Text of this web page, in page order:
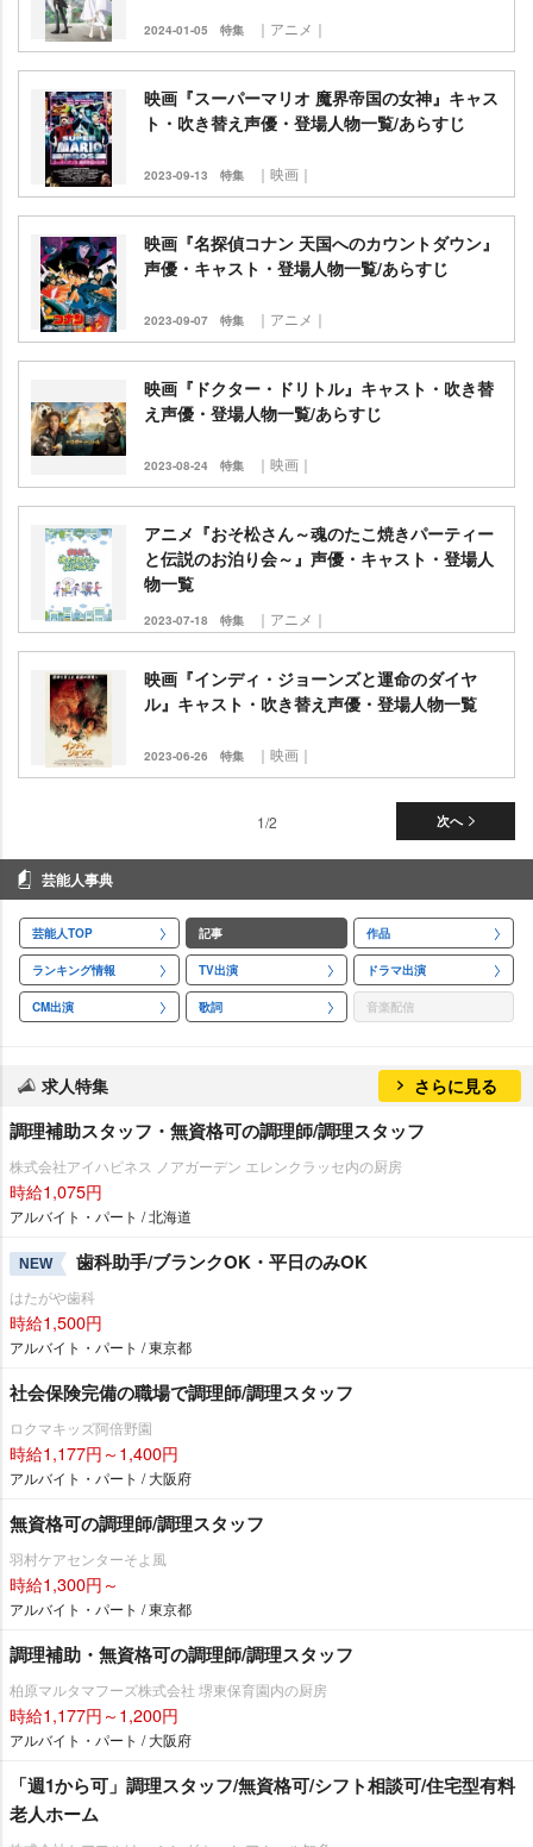
2024-01-05 特集 ｜アニメ｜
映画『スーパーマリオ 魔界帝国の女神』キャス
ト・吹き替え声優・登場人物一覧/あらすじ
2023-09-13 特集 ｜映画｜
映画『名探偵コナン 天国へのカウントダウン』
声優・キャスト・登場人物一覧/あらすじ
2023-09-07 特集 ｜アニメ｜
映画『ドクター・ドリトル』キャスト・吹き替
え声優・登場人物一覧/あらすじ
2023-08-24 特集 ｜映画｜
アニメ『おそ松さん～魂のたこ焼きパーティー
と伝説のお泊り会～』声優・キャスト・登場人
物一覧
2023-07-18 特集 ｜アニメ｜
映画『インディ・ジョーンズと運命のダイヤ
ル』キャスト・吹き替え声優・登場人物一覧
2023-06-26 特集 ｜映画｜
次へ
1/2
芸能人事典
芸能人TOP 記事 作品
ランキング情報 TV出演 ドラマ出演
CM出演 歌詞 音楽配信
求人特集 さらに見る
調理補助スタッフ・無資格可の調理師/調理スタッフ
株式会社アイハピネス ノアガーデン エレンクラッセ内の厨房
時給1,075円
アルバイト・パート / 北海道
NEW 歯科助手/ブランクOK・平日のみOK
はたがや歯科
時給1,500円
アルバイト・パート / 東京都
社会保険完備の職場で調理師/調理スタッフ
ロクマキッズ阿倍野園
時給1,177円～1,400円
アルバイト・パート / 大阪府
無資格可の調理師/調理スタッフ
羽村ケアセンターそよ風
時給1,300円～
アルバイト・パート / 東京都
調理補助・無資格可の調理師/調理スタッフ
柏原マルタマフーズ株式会社 堺東保育園内の厨房
時給1,177円～1,200円
アルバイト・パート / 大阪府
「週1から可」調理スタッフ/無資格可/シフト相談可/住宅型有料
老人ホーム